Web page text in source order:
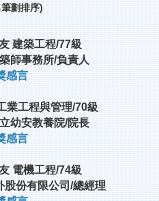
劃排序)
建築工程/77級
師事務所/負責人
感言
業工程與管理/70級
幼安教養院/院長
感言
電機工程/74級
股份有限公司/總經理